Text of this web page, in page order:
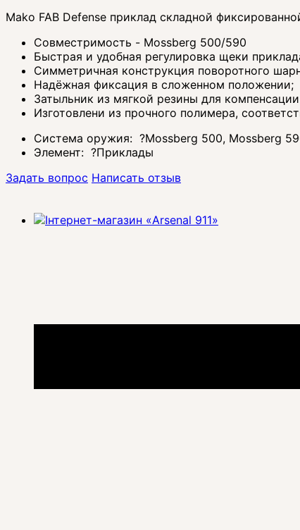
Mako FAB Defense приклад складной
Совместримость - Mossberg 500/590
Быстрая и удобная регулировка щеки
Симметричная конструкция поворотного
Надёжная фиксация в сложенном положении;
Затыльник из мягкой резины для
Изготовлени из прочного полимера,
Система оружия: ?Mossberg 500, Mossberg
Элемент: ?Приклады
Задать вопрос Написать отзыв